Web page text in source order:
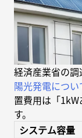
経済産業省の
陽光発電につ
置費用は「
す。
システム容量